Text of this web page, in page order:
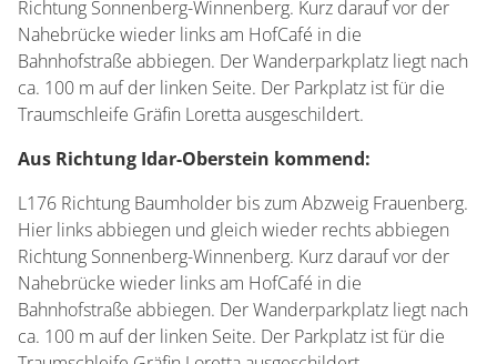
Richtung Sonnenberg-Winnenberg. Kurz darauf vor der
Nahebrücke wieder links am HofCafé in die
Bahnhofstraße abbiegen. Der Wanderparkplatz liegt nach
ca. 100 m auf der linken Seite. Der Parkplatz ist für die
Traumschleife Gräfin Loretta ausgeschildert.
Aus Richtung Idar-Oberstein kommend:
L176 Richtung Baumholder bis zum Abzweig Frauenberg.
Hier links abbiegen und gleich wieder rechts abbiegen
Richtung Sonnenberg-Winnenberg. Kurz darauf vor der
Nahebrücke wieder links am HofCafé in die
Bahnhofstraße abbiegen. Der Wanderparkplatz liegt nach
ca. 100 m auf der linken Seite. Der Parkplatz ist für die